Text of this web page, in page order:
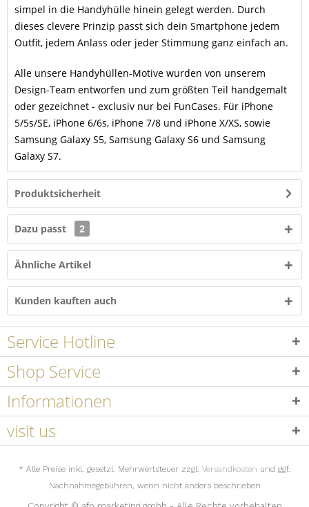
simpel in die Handyhülle hinein gelegt werden. Durch
dieses clevere Prinzip passt sich dein Smartphone jedem
Outfit, jedem Anlass oder jeder Stimmung ganz einfach an.
Alle unsere Handyhüllen-Motive wurden von unserem
Design-Team entworfen und zum größten Teil handgemalt
oder gezeichnet - exclusiv nur bei FunCases. Für iPhone
5/5s/SE, iPhone 6/6s, iPhone 7/8 und iPhone X/XS, sowie
Samsung Galaxy S5, Samsung Galaxy S6 und Samsung
Galaxy S7.
Produktsicherheit
Dazu passt 2
Ähnliche Artikel
Kunden kauften auch
Service Hotline
Shop Service
Informationen
visit us
* Alle Preise inkl. gesetzl. Mehrwertsteuer zzgl. Versandkosten und ggf.
Nachnahmegebühren, wenn nicht anders beschrieben